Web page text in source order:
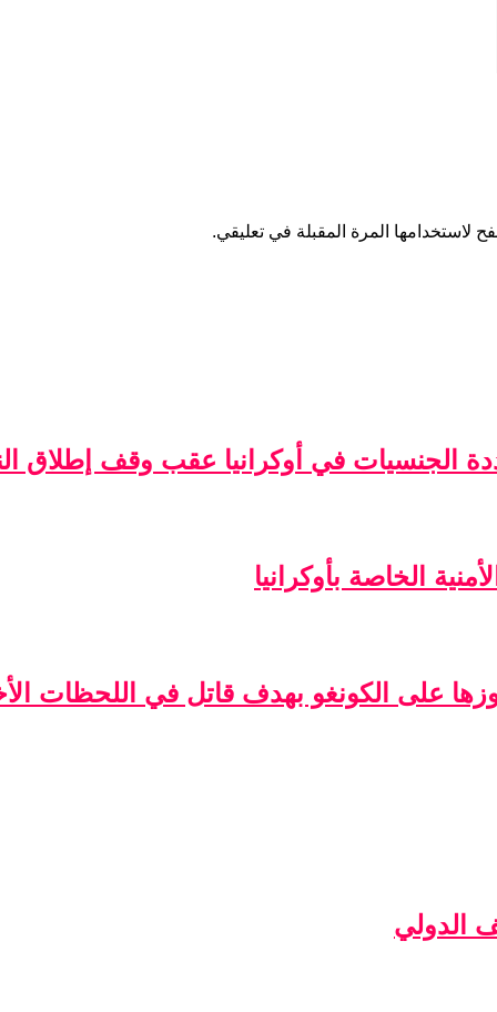
لاستخدامها المرة المقبلة في تعليقي.
الجنسيات في أوكرانيا عقب وقف إطلاق
الخاصة بأوكرانيا
على الكونغو بهدف قاتل في اللحظات
الدولي